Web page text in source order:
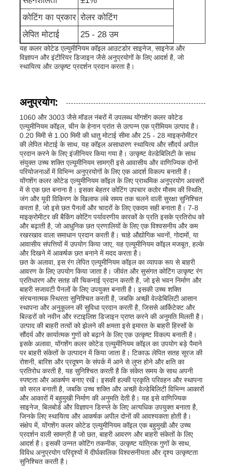
एल्यूमीनियम पन्नी
एल्यूमीनियम हनीकॉम्ब पैनल
मिरर एल्यूमीनियम
कोटिंग का प्रकार रोलर कोटिंग
लेपित मोटाई
25 - 28 उम
यह कलर कोटेड एल्युमीनियम कॉइल आउटडोर साइनेज, साइनेज और
विज्ञापन और इंटीरियर डिजाइन जैसे अनुप्रयोगों के लिए आदर्श है, जो
स्थायित्व और उत्कृष्ट प्रदर्शन प्रदान करता है।
अनुप्रयोग:
1060 और 3003 जैसे मॉडल नंबरों में उपलब्ध योंगशेंग कलर कोटेड
एल्युमीनियम कॉइल, चीन के हेनान प्रांत से उत्पन्न एक प्रीमियम उत्पाद है।
0.20 मिमी से 1.00 मिमी की धातु मोटाई सीमा और 25 - 28 माइक्रोमीटर
की लेपित मोटाई के साथ, यह कॉइल असाधारण स्थायित्व और सौंदर्य अपील
प्रदान करने के लिए इंजीनियर किया गया है। उत्कृष्ट वेल्डेबिलिटी के साथ
संयुक्त उच्च शक्ति एल्यूमीनियम सामग्री इसे आवासीय और वाणिज्यिक दोनों
परियोजनाओं में विभिन्न अनुप्रयोगों के लिए एक आदर्श विकल्प बनाती है।
योंगशेंग कलर कोटेड एल्युमीनियम कॉइल के लिए प्राथमिक अनुप्रयोग अवसरों
में से एक छत बनाना है। इसका बेहतर कोटिंग उपचार कठोर मौसम की स्थिति,
जंग और यूवी विकिरण के खिलाफ लंबे समय तक चलने वाली सुरक्षा सुनिश्चित
करता है, जो इसे छत पैनलों और चादरों के लिए एकदम सही बनाता है। 7-8
माइक्रोमीटर की बैकिंग कोटिंग पर्यावरणीय कारकों के प्रति इसके प्रतिरोध को
और बढ़ाती है, जो आधुनिक छत प्रणालियों के लिए एक विश्वसनीय और कम
रखरखाव वाला समाधान प्रदान करती है। चाहे औद्योगिक भवनों, गोदामों, या
आवासीय संपत्तियों में उपयोग किया जाए, यह एल्यूमीनियम कॉइल मजबूत, हल्के
और दिखने में आकर्षक छत बनाने में मदद करता है।
छत के अलावा, इस रंग लेपित एल्यूमीनियम कॉइल का व्यापक रूप से बाहरी
आवरण के लिए उपयोग किया जाता है। जीवंत और सुसंगत कोटिंग उत्कृष्ट रंग
प्रतिधारण और सतह की चिकनाई प्रदान करती है, जो इसे भवन निर्माण और
बाहरी सजावटी पैनलों के लिए उपयुक्त बनाती है। इसकी उच्च शक्ति
संरचनात्मक स्थिरता सुनिश्चित करती है, जबकि अच्छी वेल्डेबिलिटी आसान
स्थापना और अनुकूलन की सुविधा प्रदान करती है, जिससे आर्किटेक्ट और
बिल्डरों को नवीन और स्टाइलिश डिजाइन प्राप्त करने की अनुमति मिलती है।
उत्पाद की बाहरी तत्वों को झेलने की क्षमता इसे इमारत के बाहरी हिस्सों के
सौंदर्य और कार्यात्मक गुणों को बढ़ाने के लिए एक उत्कृष्ट विकल्प बनाती है।
इसके अलावा, योंगशेंग कलर कोटेड एल्युमीनियम कॉइल का उपयोग बड़े पैमाने
पर बाहरी संकेतों के उत्पादन में किया जाता है। टिकाऊ लेपित सतह सूरज की
रोशनी, बारिश और प्रदूषण के संपर्क में आने से लुप्त होने और क्षति का
प्रतिरोध करती है, यह सुनिश्चित करती है कि संकेत समय के साथ अपनी
स्पष्टता और आकर्षण बनाए रखें। इसकी हल्की प्रकृति परिवहन और स्थापना
को सरल बनाती है, जबकि उच्च शक्ति और अच्छी वेल्डेबिलिटी विभिन्न आकारों
और आकारों में बहुमुखी निर्माण की अनुमति देती है। यह इसे वाणिज्यिक
साइनेज, बिलबोर्ड और विज्ञापन डिस्प्ले के लिए अत्यधिक उपयुक्त बनाता है,
जिनके लिए स्थायित्व और आकर्षक अपील दोनों की आवश्यकता होती है।
संक्षेप में, योंगशेंग कलर कोटेड एल्युमीनियम कॉइल एक बहुमुखी और उच्च
प्रदर्शन वाली सामग्री है जो छत, बाहरी आवरण और बाहरी संकेतों के लिए
आदर्श है। इसकी उन्नत कोटिंग तकनीक, उत्कृष्ट यांत्रिक गुणों के साथ,
विविध अनुप्रयोग परिदृश्यों में दीर्घकालिक विश्वसनीयता और दृश्य उत्कृष्टता
सुनिश्चित करती है।